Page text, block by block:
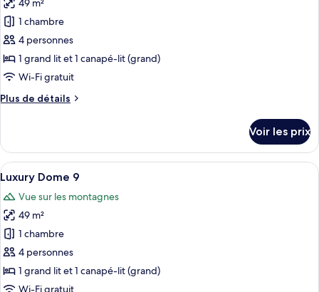
Dome
7
photos
pour
ce
type
de
chambre :
Luxury
49 m²
1 chambre
4 personnes
1 grand lit et 1 canapé-lit (grand)
Wi-Fi gratuit
Plus de détails
Plus
le
type
de
chambre
Luxury
Dome
8
Voir les prix
Afficher
toutes
les
photos
pour
ce
type
de
Une chambre à coucher avec un
9
Luxury Dome 9
Vue sur les montagnes
49 m²
1 chambre
4 personnes
1 grand lit et 1 canapé-lit (grand)
Wi-Fi gratuit